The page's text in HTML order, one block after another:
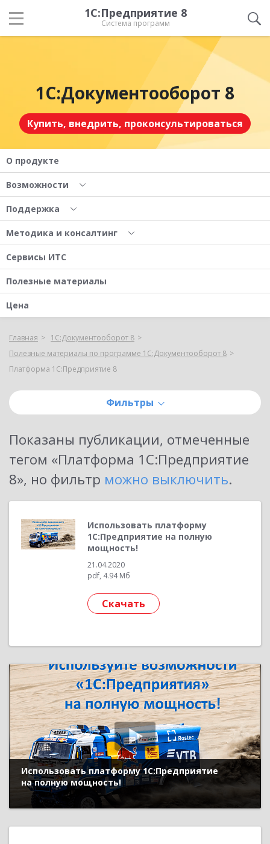
1С:Предприятие 8
Система программ
1С:Документооборот 8
Купить, внедрить, проконсультироваться
О продукте
Возможности
Поддержка
Методика и консалтинг
Сервисы ИТС
Полезные материалы
Цена
Главная
1С:Документооборот 8
Полезные материалы по программе 1С:Документооборот 8
Платформа 1С:Предприятие 8
Фильтры
Показаны публикации, отмеченные
тегом «Платформа 1С:Предприятие
8», но фильтр можно выключить.
Использовать платформу
1С:Предприятие на полную
мощность!
21.04.2020
pdf, 4.94 Мб
Скачать
Использовать платформу 1С:Предприятие
на полную мощность!